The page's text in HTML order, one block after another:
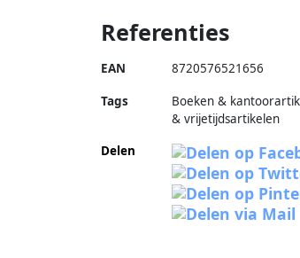
Referenties
EAN 8720576521656
Tags
Boeken &
& vrijetijdsartikelen
Delen